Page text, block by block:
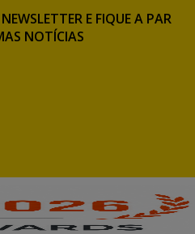
E FIQUE A PAR
NOTÍCIAS